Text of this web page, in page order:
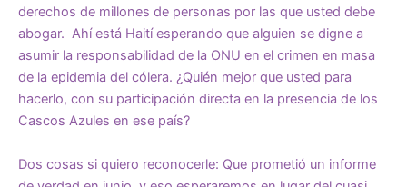
derechos de millones de personas por las que usted debe
abogar. Ahí está Haití esperando que alguien se digne a
asumir la responsabilidad de la ONU en el crimen en masa
de la epidemia del cólera. ¿Quién mejor que usted para
hacerlo, con su participación directa en la presencia de los
Cascos Azules en ese país?
Dos cosas si quiero reconocerle: Que prometió un informe